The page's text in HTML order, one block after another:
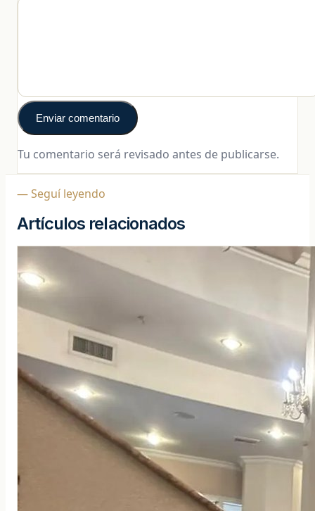
Enviar comentario
Tu comentario será revisado antes de publicarse.
— Seguí leyendo
Artículos relacionados